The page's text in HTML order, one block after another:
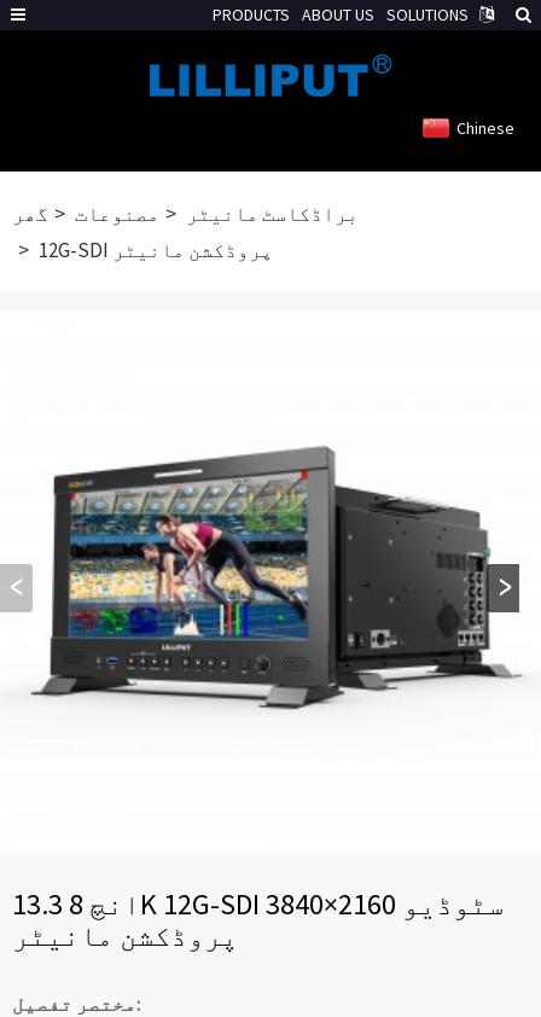
Chinese
گھر مصنوعات
براڈکاسٹ مانیٹر
12G-SDI پروڈکشن مانیٹر
13.3 انچ 8K 12G-SDI 3840×2160 سٹوڈیو
پروڈکشن مانیٹر
مختصر تفصیل:
PRODUCTS ABOUT US SOLUTIONS